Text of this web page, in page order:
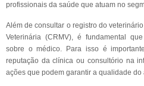
profissionais da saúde que atuam no
Além de consultar o registro do
Veterinária (CRMV), é fundamental
sobre o médico. Para isso é
reputação da clínica ou consultório na
ações que podem garantir a qualidade